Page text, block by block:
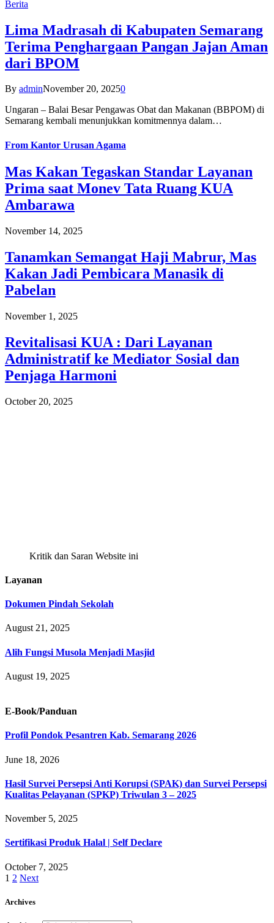
Berita
Lima Madrasah di Kabupaten Semarang
Terima Penghargaan Pangan Jajan Aman
dari BPOM
By adminNovember 20, 20250
Ungaran – Balai Besar Pengawas Obat dan Makanan (BBPOM) di
Semarang kembali menunjukkan komitmennya dalam…
From Kantor Urusan Agama
Mas Kakan Tegaskan Standar Layanan
Prima saat Monev Tata Ruang KUA
Ambarawa
November 14, 2025
Tanamkan Semangat Haji Mabrur, Mas
Kakan Jadi Pembicara Manasik di
Pabelan
November 1, 2025
Revitalisasi KUA : Dari Layanan
Administratif ke Mediator Sosial dan
Penjaga Harmoni
October 20, 2025
Kritik dan Saran Website ini
Layanan
Dokumen Pindah Sekolah
August 21, 2025
Alih Fungsi Musola Menjadi Masjid
August 19, 2025
E-Book/Panduan
Profil Pondok Pesantren Kab. Semarang 2026
June 18, 2026
Hasil Survei Persepsi Anti Korupsi (SPAK) dan Survei Persepsi
Kualitas Pelayanan (SPKP) Triwulan 3 – 2025
November 5, 2025
Sertifikasi Produk Halal | Self Declare
October 7, 2025
1 2 Next
Archives